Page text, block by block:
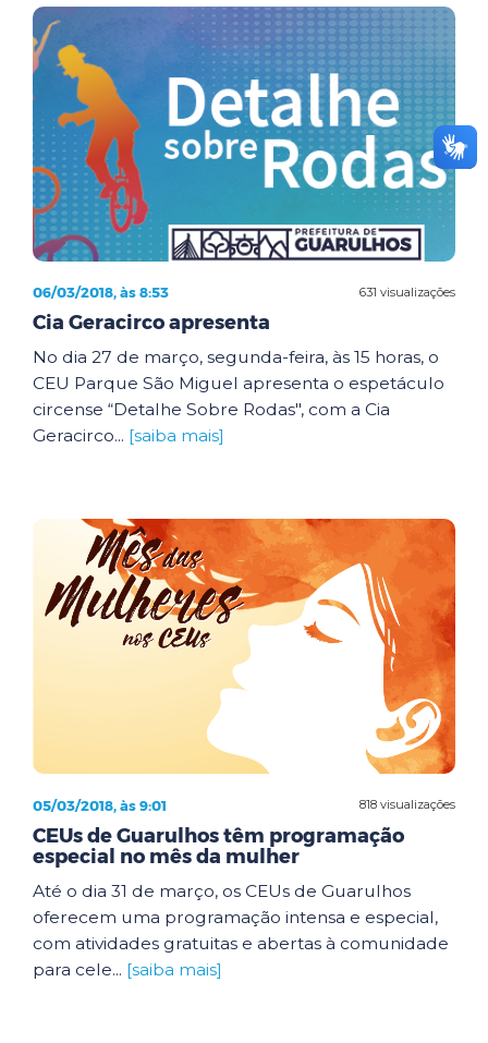
631 visualizações
06/03/2018, às 8:53
Cia Geracirco apresenta
No dia 27 de março, segunda-feira, às 15 horas, o
CEU Parque São Miguel apresenta o espetáculo
circense “Detalhe Sobre Rodas", com a Cia
Geracirco... [saiba mais]
818 visualizações
05/03/2018, às 9:01
CEUs de Guarulhos têm programação
especial no mês da mulher
Até o dia 31 de março, os CEUs de Guarulhos
oferecem uma programação intensa e especial,
com atividades gratuitas e abertas à comunidade
para cele... [saiba mais]